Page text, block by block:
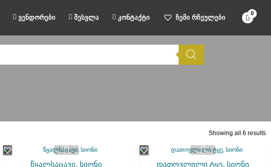
ვენდორები შესვლა კონტაქტი ჩემი რჩეულები
Showing all 6 results
წყალსაცავი, სიონი
დათოვლილი ტყე, სიონი